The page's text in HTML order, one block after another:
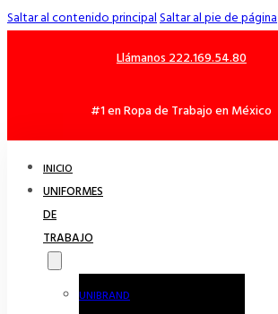
Saltar al contenido principalSaltar al pie de página
Llámanos 222.169.54.80
#1 en Ropa de Trabajo en México
INICIO
UNIFORMES
DE
TRABAJO
UNIBRAND